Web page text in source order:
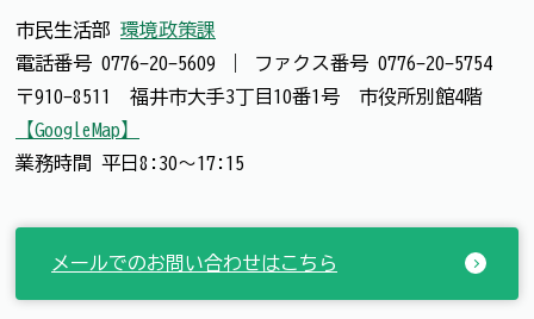
市民生活部 環境政策課
電話番号 0776-20-5609 ファクス番号 0776-20-5754
〒910-8511 福井市大手3丁目10番1号 市役所別館4階
【GoogleMap】
業務時間 平日8:30～17:15
メールでのお問い合わせはこちら